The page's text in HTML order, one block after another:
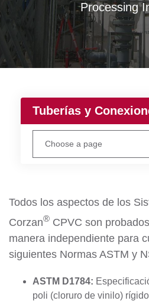
Processing
Tuberías y
Todos los aspectos de los
Corzan® CPVC son
manera independiente para
siguientes Normas ASTM y
ASTM D1784:
poli (cloruro de vinilo)